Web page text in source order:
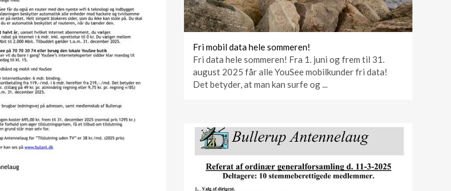
Fri mobil data hele sommeren!
Fri data hele sommeren! Fra 1. juni og frem til 31.
august 2025 får alle YouSee mobilkunder fri data!
Det betyder, at man kan surfe og ...